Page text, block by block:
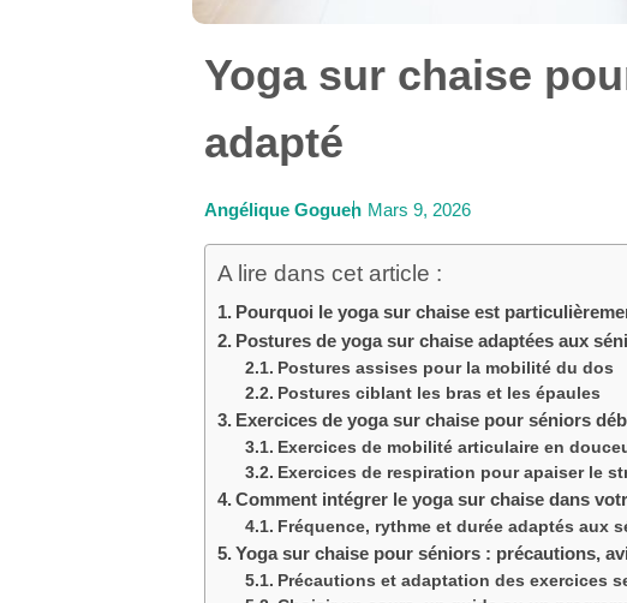
Yoga sur chaise
adapté
Angélique Goguen Mars 9, 2026
A lire dans cet article :
Pourquoi le yoga sur chaise est
Postures de yoga sur chaise adaptées aux
Postures assises pour la mobilité du dos
Postures ciblant les bras et les épaules
Exercices de yoga sur chaise pour séniors
Exercices de mobilité articulaire en
Exercices de respiration pour apaiser le
Comment intégrer le yoga sur chaise dans
Fréquence, rythme et durée adaptés aux
Yoga sur chaise pour séniors : précautions,
Précautions et adaptation des exercices